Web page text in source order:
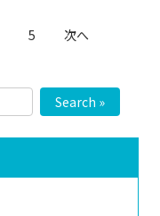
5 次へ
Search »